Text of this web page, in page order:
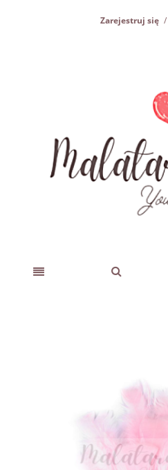
Zarejestruj się